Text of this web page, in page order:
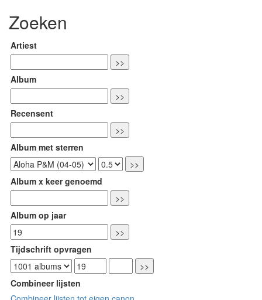
Zoeken
Artiest
Album
Recensent
Album met sterren
Album x keer genoemd
Album op jaar
Tijdschrift opvragen
Combineer lijsten